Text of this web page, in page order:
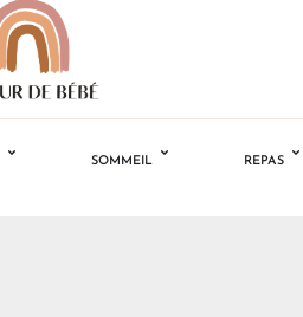
SOMMEIL REPAS